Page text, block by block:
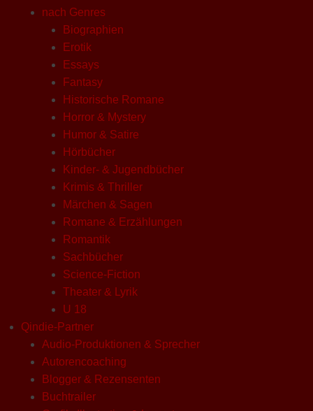
nach Genres
Biographien
Erotik
Essays
Fantasy
Historische Romane
Horror & Mystery
Humor & Satire
Hörbücher
Kinder- & Jugendbücher
Krimis & Thriller
Märchen & Sagen
Romane & Erzählungen
Romantik
Sachbücher
Science-Fiction
Theater & Lyrik
U 18
Qindie-Partner
Audio-Produktionen & Sprecher
Autorencoaching
Blogger & Rezensenten
Buchtrailer